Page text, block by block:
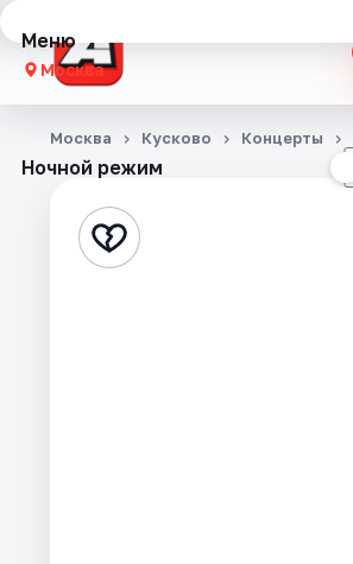
Меню
Москва
Концерты
Стендап
Ночной режим
Москва Кусково Концерты